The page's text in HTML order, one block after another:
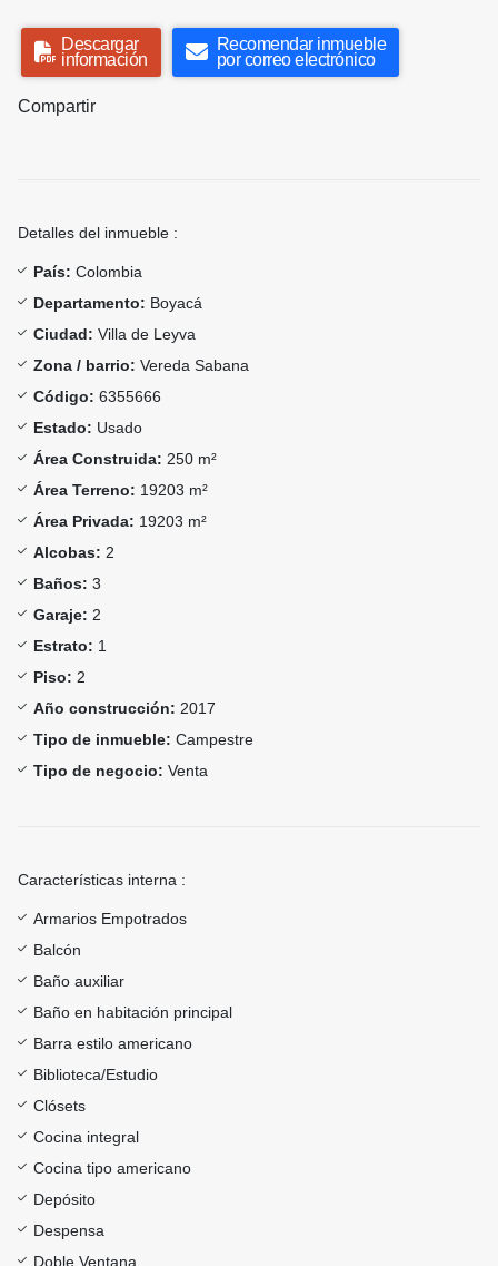
Descargar
información
Recomendar inmueble
por correo electrónico
Compartir
Detalles del inmueble :
País: Colombia
Departamento: Boyacá
Ciudad: Villa de Leyva
Zona / barrio: Vereda Sabana
Código: 6355666
Estado: Usado
Área Construida: 250 m²
Área Terreno: 19203 m²
Área Privada: 19203 m²
Alcobas: 2
Baños: 3
Garaje: 2
Estrato: 1
Piso: 2
Año construcción: 2017
Tipo de inmueble: Campestre
Tipo de negocio: Venta
Características interna :
Armarios Empotrados
Balcón
Baño auxiliar
Baño en habitación principal
Barra estilo americano
Biblioteca/Estudio
Clósets
Cocina integral
Cocina tipo americano
Depósito
Despensa
Doble Ventana